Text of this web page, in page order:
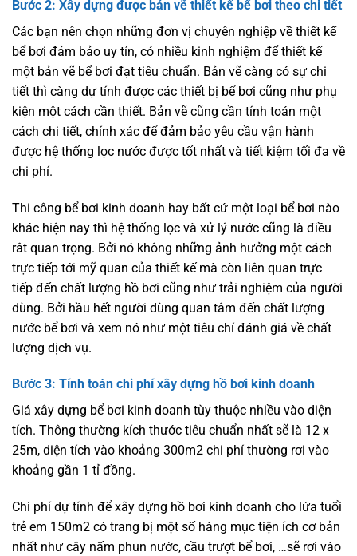
Bước 2: Xây dựng được bản vẽ thiết kế bể bơi theo chi tiết
Các bạn nên chọn những đơn vị chuyên nghiệp về thiết kế
bể bơi đảm bảo uy tín, có nhiều kinh nghiệm để thiết kế
một bản vẽ bể bơi đạt tiêu chuẩn. Bản vẽ càng có sự chi
tiết thì càng dự tính được các thiết bị bể bơi cũng như phụ
kiện một cách cần thiết. Bản vẽ cũng cần tính toán một
cách chi tiết, chính xác để đảm bảo yêu cầu vận hành
được hệ thống lọc nước được tốt nhất và tiết kiệm tối đa về
chi phí.
Thi công bể bơi kinh doanh hay bất cứ một loại bể bơi nào
khác hiện nay thì hệ thống lọc và xử lý nước cũng là điều
rât quan trọng. Bởi nó không những ảnh hưởng một cách
trực tiếp tới mỹ quan của thiết kế mà còn liên quan trực
tiếp đến chất lượng hồ bơi cũng như trải nghiệm của người
dùng. Bởi hầu hết người dùng quan tâm đến chất lượng
nước bể bơi và xem nó như một tiêu chí đánh giá về chất
lượng dịch vụ.
Bước 3: Tính toán chi phí xây dựng hồ bơi kinh doanh
Giá xây dựng bể bơi kinh doanh tùy thuộc nhiều vào diện
tích. Thông thường kích thước tiêu chuẩn nhất sẽ là 12 x
25m, diện tích vào khoảng 300m2 chi phí thường rơi vào
khoảng gần 1 tỉ đồng.
Chi phí dự tính để xây dựng hồ bơi kinh doanh cho lứa tuổi
trẻ em 150m2 có trang bị một số hàng mục tiện ích cơ bản
nhất như cây nấm phun nước, cầu trượt bể bơi, …sẽ rơi vào